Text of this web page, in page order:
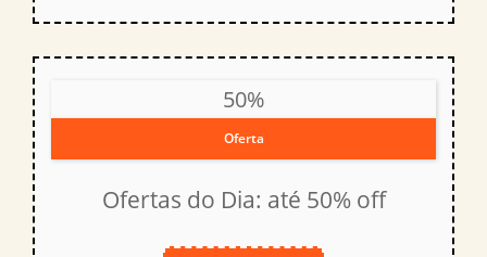
50%
Oferta
Ofertas do Dia: até 50% off